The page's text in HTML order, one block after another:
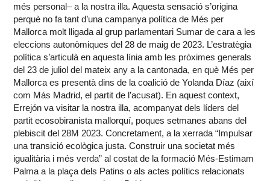
més personal– a la nostra illa. Aquesta sensació s’origina
perquè no fa tant d’una campanya política de Més per
Mallorca molt lligada al grup parlamentari Sumar de cara a les
eleccions autonòmiques del 28 de maig de 2023. L’estratègia
política s’articulà en aquesta línia amb les pròximes generals
del 23 de juliol del mateix any a la cantonada, en què Més per
Mallorca es presentà dins de la coalició de Yolanda Díaz (així
com Más Madrid, el partit de l’acusat). En aquest context,
Errejón va visitar la nostra illa, acompanyat dels líders del
partit ecosobiranista mallorquí, poques setmanes abans del
plebiscit del 28M 2023. Concretament, a la xerrada “Impulsar
una transició ecològica justa. Construir una societat més
igualitària i més verda” al costat de la formació Més-Estimam
Palma a la plaça dels Patins o als actes polítics relacionats